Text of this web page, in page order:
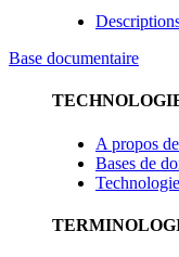
Base documentaire
A propos
Bases de